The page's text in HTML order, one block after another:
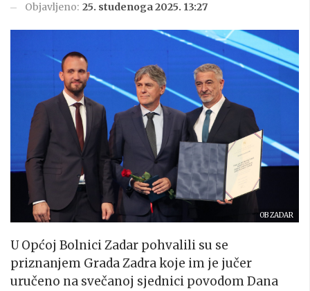
Objavljeno: 25. studenoga 2025. 13:27
OB ZADAR
U Općoj Bolnici Zadar pohvalili su se
priznanjem Grada Zadra koje im je jučer
uručeno na svečanoj sjednici povodom Dana